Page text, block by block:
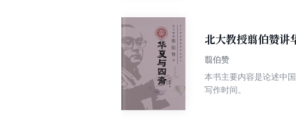
北大教授翦伯赞讲
翦伯赞
本书主要内容是论述中
写作时间。